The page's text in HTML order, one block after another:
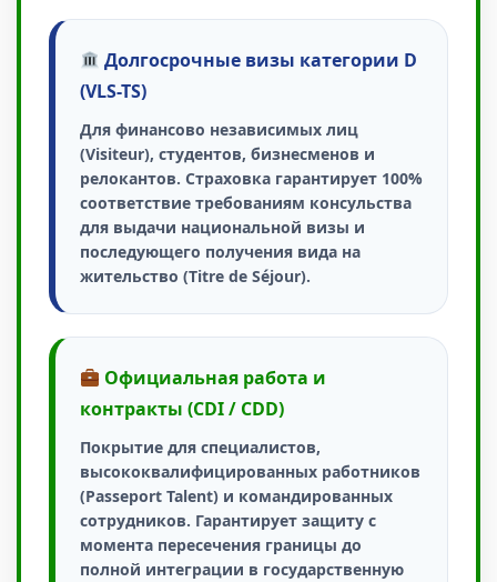
Долгосрочные визы категории D
(VLS-TS)
Для финансово независимых лиц
(Visiteur), студентов, бизнесменов и
релокантов. Страховка гарантирует 100%
соответствие требованиям консульства
для выдачи национальной визы и
последующего получения вида на
жительство (Titre de Séjour).
Официальная работа и
контракты (CDI / CDD)
Покрытие для специалистов,
высококвалифицированных работников
(Passeport Talent) и командированных
сотрудников. Гарантирует защиту с
момента пересечения границы до
полной интеграции в государственную